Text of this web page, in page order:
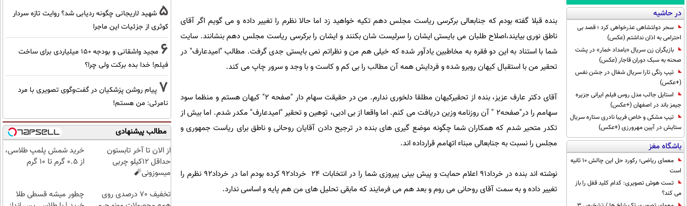
در حاشیه
سحر دولتشاهی عذرخواهی کرد ؛ قصد بی
احترامی به اذان نداشتم (عکس)
بازیگران زن سریال «بامداد خمار» در پشت
صحنه به سبک دوران قاجار (عکس)
تیپ رنگی تارا سریال شغال در جشن نفس
(+عکس)
استایل جالب مدل روس فیلم ایرانی جزیره
جیمز باند در اصفهان (+عکس)
تیپ مشکی و خاص فریبا نادری ستاره سریال
ستایش در آیین مهرورزی (+عکس)
باشگاه مغز
معمای ریاضی؛ رکورد حل این چالش 10 ثانیه
است
تست هوش تصویری: کدام کلید قفل را باز
می کند؟
بنده قبلا گفته بودم که جنابعالی برکرسی ریاست مجلس دهم تکیه خواهید زد اما حالا نظرم را تغییر داده و می گویم اگر آقای
ناطق نوری بیایند،اصلاح طلبان می بایستی ایشان را سرلیست شان بکنند و ایشان را برکرسی ریاست مجلس دهم بنشانند. سایت
شما با استناد به این دو فقره به مخاطبین یادآور شده که خیلی هم من و نظراتم نمی بایستی جدی گرفت. مطالب "امیدعارف" در
تحقیر من با استقبال کیهان روبرو شده و فردایش همه آن مطالب را بی کم و کاست و با وجد و سرور چاپ می کند.
آقای دکتر عارف عزیز، بنده از تحقیرکیهان مطلقا دلخوری ندارم. من در حقیقت سهام دار "صفحه ۲" کیهان هستم و منظما سود
سهامم را در"صفحه۲ " آن روزنامه وزین دریافت می کنم. اما واقعا از بی ادبی، توهین و تحقیر "امیدعارف" مکدر شدم. اما بیش از
تکدر متحیر شدم که همکاران شما چگونه موضع گیری های بنده در ترجیح دادن آقایان روحانی و ناطق برای ریاست جمهوری و
مجلس را نسبت به جنابعالی مبناء اتهامم قرارداده اند.
نوشته اند بنده در خرداد۹۱ اعلام حمایت و پیش بینی پیروزی شما را در انتخابات ۲۴ خرداد۹۲ کرده بودم اما در خرداد۹۲ نظرم را
تغییر داده و به سمت آقای روحانی می روم و بعد هم می فرمایند که مابقی تحلیل های من هم پایه و اساسی ندارد.
5 شهید لاریجانی چگونه ردیابی شد؟ روایت تازه سردار
کوثری از جزئیات این ماجرا
6
مجید واشقانی و بودجه 150 میلیاردی برای ساخت
فیلم! خدا بده برکت ولی چرا؟
7 پیام روشن پزشکیان در گفت‌و‌گوی تصویری با مرد
نامرئی: من هستم!
مطالب پیشنهادی
از الان تا آخر تابستون
حداقل 12کیلو چربی
میسوزونی🧨
خرید شمش پلمپ طلاسی،
از ۰.۵ گرم تا ۱۰ گرم
تخفیف 70 درصدی روی
چطور میشه قسطی طلا